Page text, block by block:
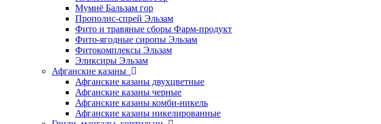
Мумиё Бальзам гор
Прополис-спрей Эльзам
Фито и травяные сборы Фарм-продукт
Фито-ягодные сиропы Эльзам
Фитокомплексы Эльзам
Эликсиры Эльзам
Афганские казаны
Афганские казаны двухцветные
Афганские казаны черные
Афганские казаны комби-никель
Афганские казаны никелированные